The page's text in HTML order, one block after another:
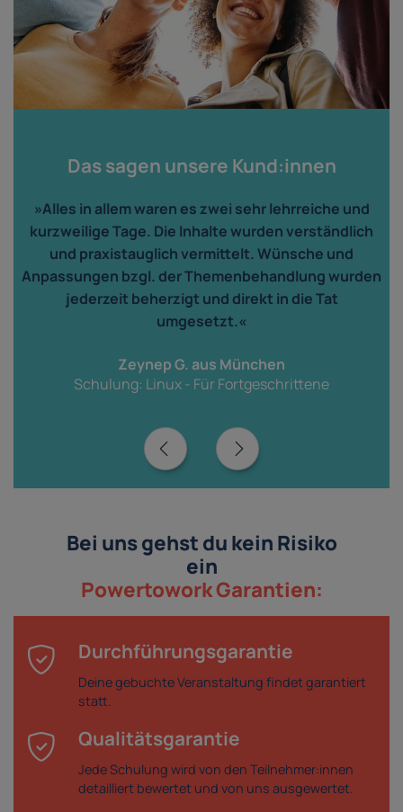
Das sagen unsere Kund:innen
»Alles in allem waren es zwei sehr lehrreiche und
kurzweilige Tage. Die Inhalte wurden verständlich
und praxistauglich vermittelt. Wünsche und
Anpassungen bzgl. der Themenbehandlung wurden
jederzeit beherzigt und direkt in die Tat
umgesetzt.«
Zeynep G. aus München
Schulung: Linux - Für Fortgeschrittene
Bei uns gehst du kein Risiko
ein
Powertowork Garantien:
Durchführungsgarantie
Deine gebuchte Veranstaltung findet garantiert
statt.
Qualitätsgarantie
Jede Schulung wird von den Teilnehmer:innen
detailliert bewertet und von uns ausgewertet.